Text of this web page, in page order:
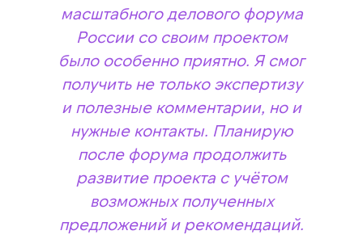
масштабного делового форума
России со своим проектом
было особенно приятно. Я смог
получить не только экспертизу
и полезные комментарии, но и
нужные контакты. Планирую
после форума продолжить
развитие проекта с учётом
возможных полученных
предложений и рекомендаций.